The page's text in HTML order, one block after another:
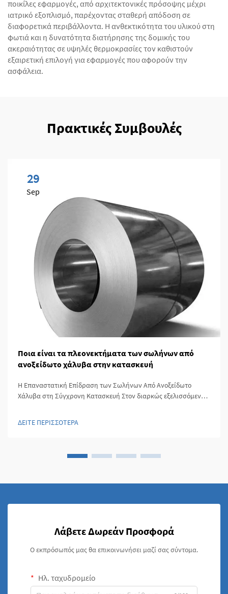
ποικίλες εφαρμογές, από αρχιτεκτονικές πρόσοψης μέχρι
ιατρικό εξοπλισμό, παρέχοντας σταθερή απόδοση σε
διαφορετικά περιβάλλοντα. Η ανθεκτικότητα του υλικού στη
φωτιά και η δυνατότητα διατήρησης της δομικής του
ακεραιότητας σε υψηλές θερμοκρασίες τον καθιστούν
εξαιρετική επιλογή για εφαρμογές που αφορούν την
ασφάλεια.
Πρακτικές Συμβουλές
29
Sep
Ποια είναι τα πλεονεκτήματα των σωλήνων από
ανοξείδωτο χάλυβα στην κατασκευή
Η Επαναστατική Επίδραση των Σωλήνων Από Ανοξείδωτο
Χάλυβα στη Σύγχρονη Κατασκευή Στον διαρκώς εξελισσόμενο
συνδυάζει αντοχή, πολυχρηστία και αισθητική ελκυστικότητα...
ΔΕΙΤΕ ΠΕΡΙΣΣΟΤΕΡΑ
Λάβετε Δωρεάν Προσφορά
Ο εκπρόσωπός μας θα επικοινωνήσει μαζί σας σύντομα.
Ηλ. ταχυδρομείο